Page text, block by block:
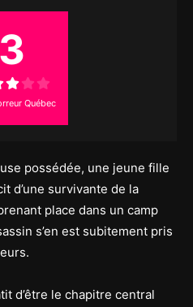
3
Québec
possédée, une jeune fille
d’une survivante de la
place dans un camp
s’en est subitement pris
d’être le chapitre central